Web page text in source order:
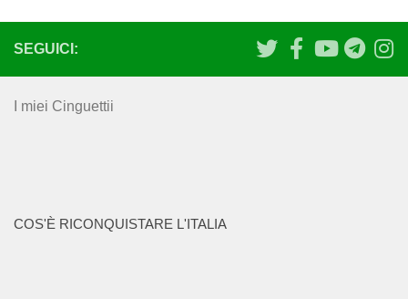
SEGUICI:
I miei Cinguettii
COS'È RICONQUISTARE L'ITALIA